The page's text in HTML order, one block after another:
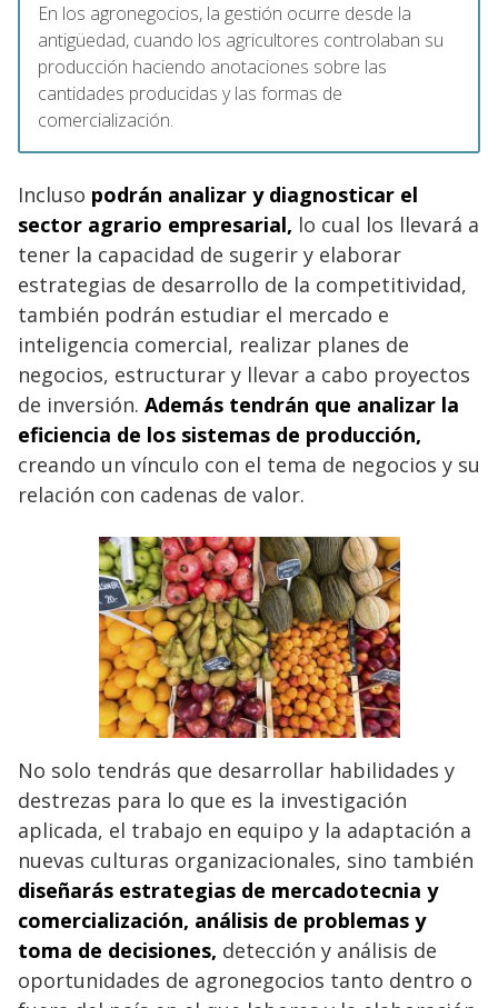
En los agronegocios, la gestión ocurre desde la
antigüedad, cuando los agricultores controlaban su
producción haciendo anotaciones sobre las
cantidades producidas y las formas de
comercialización.
Incluso podrán analizar y diagnosticar el
sector agrario empresarial, lo cual los llevará a
tener la capacidad de sugerir y elaborar
estrategias de desarrollo de la competitividad,
también podrán estudiar el mercado e
inteligencia comercial, realizar planes de
negocios, estructurar y llevar a cabo proyectos
de inversión. Además tendrán que analizar la
eficiencia de los sistemas de producción,
creando un vínculo con el tema de negocios y su
relación con cadenas de valor.
No solo tendrás que desarrollar habilidades y
destrezas para lo que es la investigación
aplicada, el trabajo en equipo y la adaptación a
nuevas culturas organizacionales, sino también
diseñarás estrategias de mercadotecnia y
comercialización, análisis de problemas y
toma de decisiones, detección y análisis de
oportunidades de agronegocios tanto dentro o